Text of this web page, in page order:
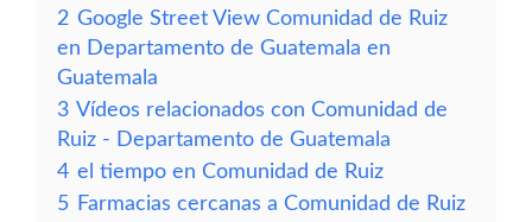
2 Google Street View Comunidad de Ruiz
en Departamento de Guatemala en
Guatemala
3 Vídeos relacionados con Comunidad de
Ruiz - Departamento de Guatemala
4 el tiempo en Comunidad de Ruiz
5 Farmacias cercanas a Comunidad de Ruiz